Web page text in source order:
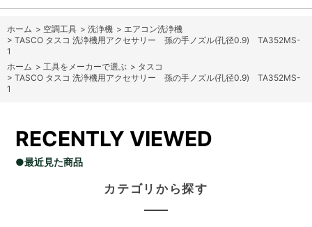
ホーム > 空調工具 > 洗浄機 > エアコン洗浄機
> TASCO タスコ 洗浄機用アクセサリー 孫の手ノズル(孔径0.9) TA352MS-
1
ホーム > 工具をメーカーで選ぶ > タスコ
> TASCO タスコ 洗浄機用アクセサリー 孫の手ノズル(孔径0.9) TA352MS-
1
RECENTLY VIEWED
●最近見た商品
カテゴリから探す